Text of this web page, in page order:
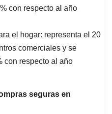
con respecto al año
el hogar: representa el 20
comerciales y se
con respecto al año
seguras en